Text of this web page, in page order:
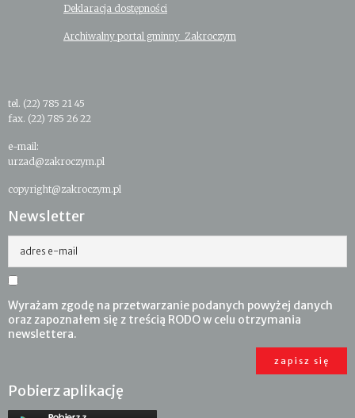
Deklaracja dostępności
Archiwalny portal gminny Zakroczym
tel. (22) 785 21 45
fax. (22) 785 26 22
e-mail:
urzad@zakroczym.pl
copyright@zakroczym.pl
Newsletter
adres e-mail
Wyrażam zgodę na przetwarzanie podanych powyżej danych
oraz zapoznałem się z treścią RODO w celu otrzymania
newslettera.
Pobierz aplikację